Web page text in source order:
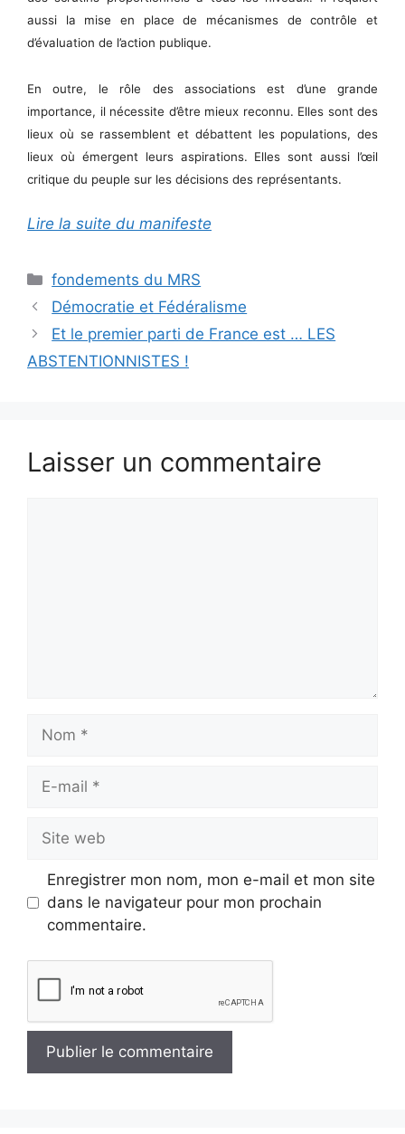
aussi la mise en place de mécanismes de contrôle et
d’évaluation de l’action publique.
En outre, le rôle des associations est d’une grande
importance, il nécessite d’être mieux reconnu. Elles sont des
lieux où se rassemblent et débattent les populations, des
lieux où émergent leurs aspirations. Elles sont aussi l’œil
critique du peuple sur les décisions des représentants.
Lire la suite du manifeste
Catégories
fondements du MRS
Démocratie et Fédéralisme
Et le premier parti de France est … LES
ABSTENTIONNISTES !
Laisser un commentaire
Nom
Site
web
Enregistrer mon nom, mon e-mail et mon site
dans le navigateur pour mon prochain
commentaire.